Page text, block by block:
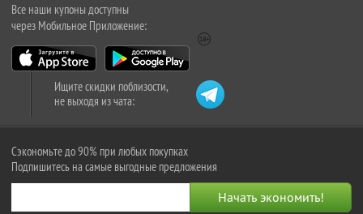
Все наши купоны доступны
через Мобильное Приложение:
Ищите скидки поблизости,
не выходя из чата:
Сэкономьте до 90% при любых покупках
Подпишитесь на самые выгодные предложения